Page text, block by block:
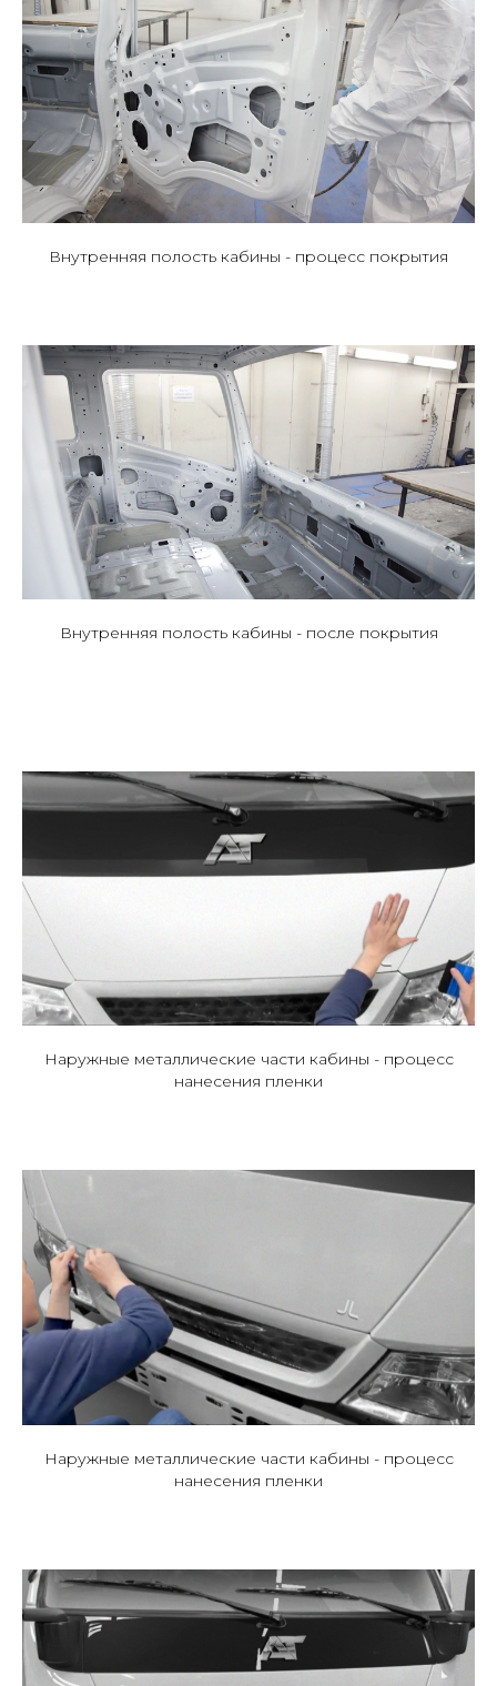
Внутренняя полость кабины - процесс покрытия
Внутренняя полость кабины - после покрытия
Наружные металлические части кабины - процесс
нанесения пленки
Наружные металлические части кабины - процесс
нанесения пленки